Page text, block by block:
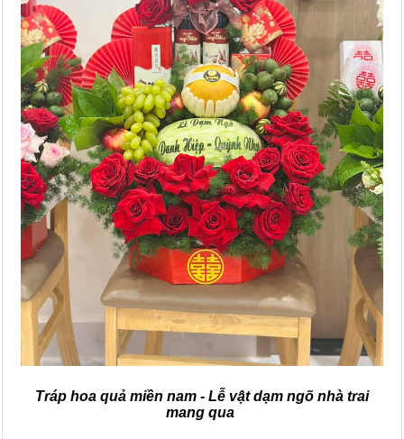
Tráp hoa quả miền nam - Lễ vật dạm ngõ nhà trai
mang qua